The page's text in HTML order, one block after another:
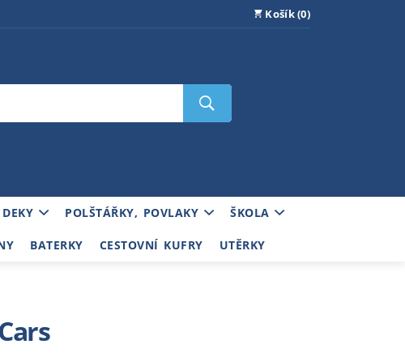
Košík (0)
DEKY POLŠTÁŘKY, POVLAKY ŠKOLA
BATERKY CESTOVNÍ KUFRY UTĚRKY